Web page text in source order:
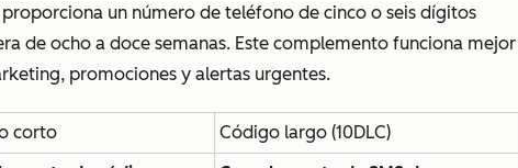
un número de teléfono de cinco o seis dígitos
de ocho a doce semanas. Este complemento funciona mejor
promociones y alertas urgentes.
corto
Código largo (10DLC)